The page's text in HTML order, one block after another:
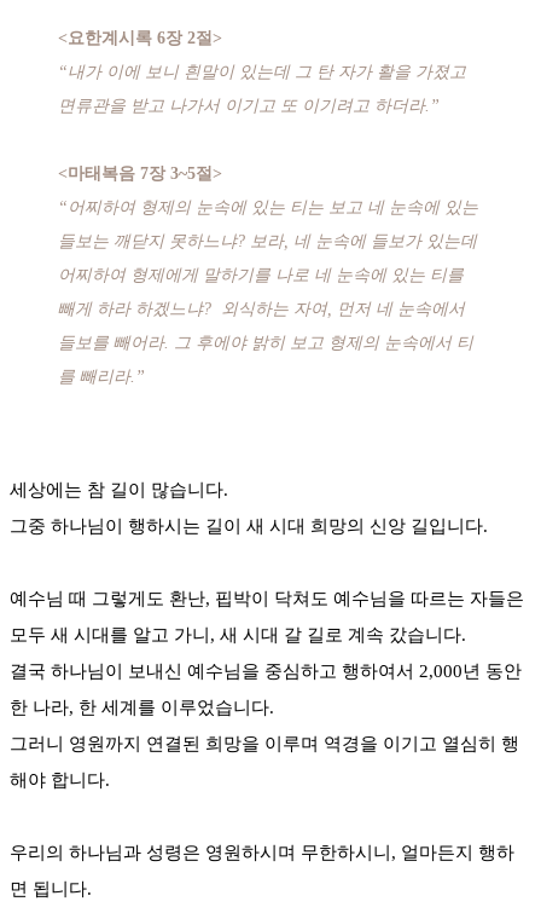
<요한계시록 6장 2절>
“내가 이에 보니 흰말이 있는데 그 탄 자가 활을 가졌고
면류관을 받고 나가서 이기고 또 이기려고 하더라.”
<마태복음 7장 3~5절>
“어찌하여 형제의 눈속에 있는 티는 보고 네 눈속에 있는
들보는 깨닫지 못하느냐? 보라, 네 눈속에 들보가 있는데
어찌하여 형제에게 말하기를 나로 네 눈속에 있는 티를
빼게 하라 하겠느냐? 외식하는 자여, 먼저 네 눈속에서
들보를 빼어라. 그 후에야 밝히 보고 형제의 눈속에서 티
를 빼리라.”
세상에는 참 길이 많습니다.
그중 하나님이 행하시는 길이 새 시대 희망의 신앙 길입니다.
예수님 때 그렇게도 환난, 핍박이 닥쳐도 예수님을 따르는 자들은
모두 새 시대를 알고 가니, 새 시대 갈 길로 계속 갔습니다.
결국 하나님이 보내신 예수님을 중심하고 행하여서 2,000년 동안
한 나라, 한 세계를 이루었습니다.
그러니 영원까지 연결된 희망을 이루며 역경을 이기고 열심히 행
해야 합니다.
우리의 하나님과 성령은 영원하시며 무한하시니, 얼마든지 행하
면 됩니다.